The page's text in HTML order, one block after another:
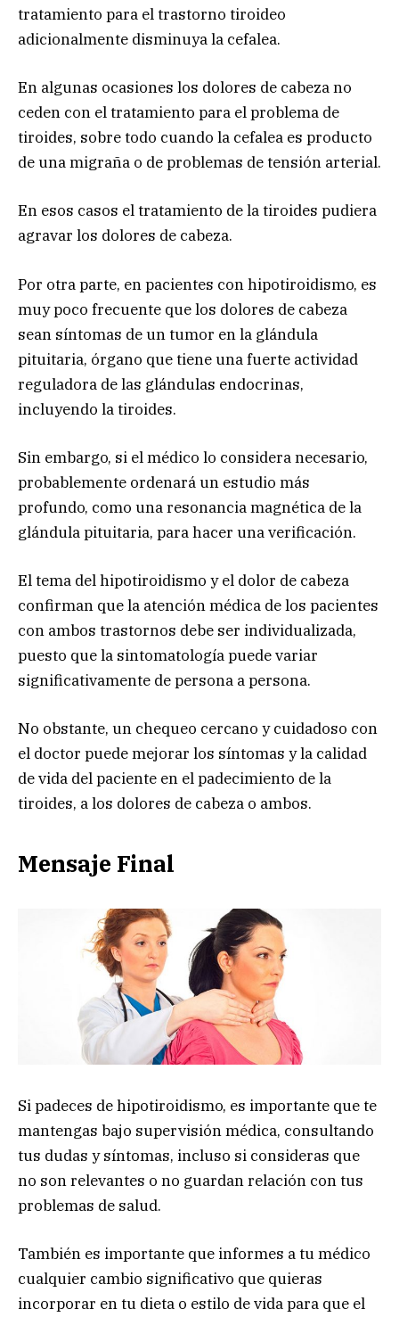
tratamiento para el trastorno tiroideo
adicionalmente disminuya la cefalea.
En algunas ocasiones los dolores de cabeza no
ceden con el tratamiento para el problema de
tiroides, sobre todo cuando la cefalea es producto
de una migraña o de problemas de tensión arterial.
En esos casos el tratamiento de la tiroides pudiera
agravar los dolores de cabeza.
Por otra parte, en pacientes con hipotiroidismo, es
muy poco frecuente que los dolores de cabeza
sean síntomas de un tumor en la glándula
pituitaria, órgano que tiene una fuerte actividad
reguladora de las glándulas endocrinas,
incluyendo la tiroides.
Sin embargo, si el médico lo considera necesario,
probablemente ordenará un estudio más
profundo, como una resonancia magnética de la
glándula pituitaria, para hacer una verificación.
El tema del hipotiroidismo y el dolor de cabeza
confirman que la atención médica de los pacientes
con ambos trastornos debe ser individualizada,
puesto que la sintomatología puede variar
significativamente de persona a persona.
No obstante, un chequeo cercano y cuidadoso con
el doctor puede mejorar los síntomas y la calidad
de vida del paciente en el padecimiento de la
tiroides, a los dolores de cabeza o ambos.
Mensaje Final
Si padeces de hipotiroidismo, es importante que te
mantengas bajo supervisión médica, consultando
tus dudas y síntomas, incluso si consideras que
no son relevantes o no guardan relación con tus
problemas de salud.
También es importante que informes a tu médico
cualquier cambio significativo que quieras
incorporar en tu dieta o estilo de vida para que el